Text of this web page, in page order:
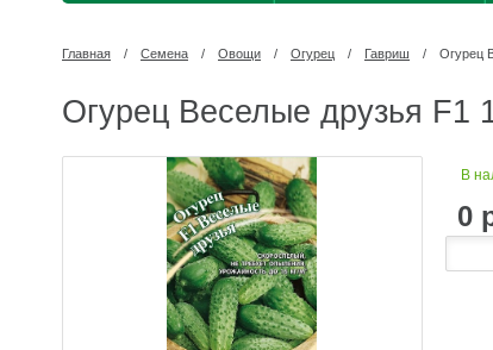
Главная / Семена / Овощи / Огурец / Гавриш / Огурец
Огурец Веселые друзья F1
В
0